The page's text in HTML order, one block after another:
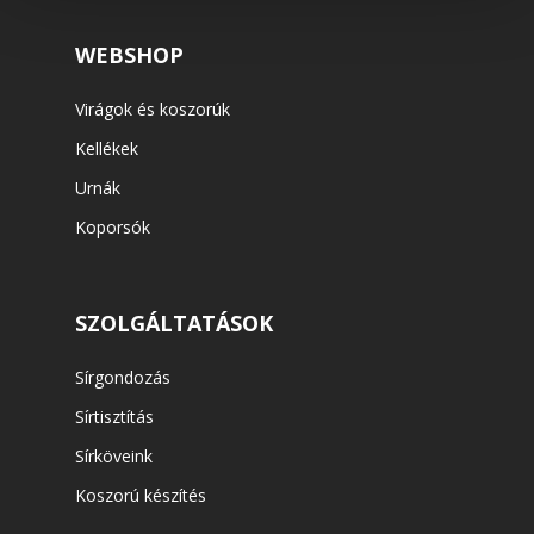
WEBSHOP
Virágok és koszorúk
Kellékek
Urnák
Koporsók
SZOLGÁLTATÁSOK
Sírgondozás
Sírtisztítás
Sírköveink
Koszorú készítés